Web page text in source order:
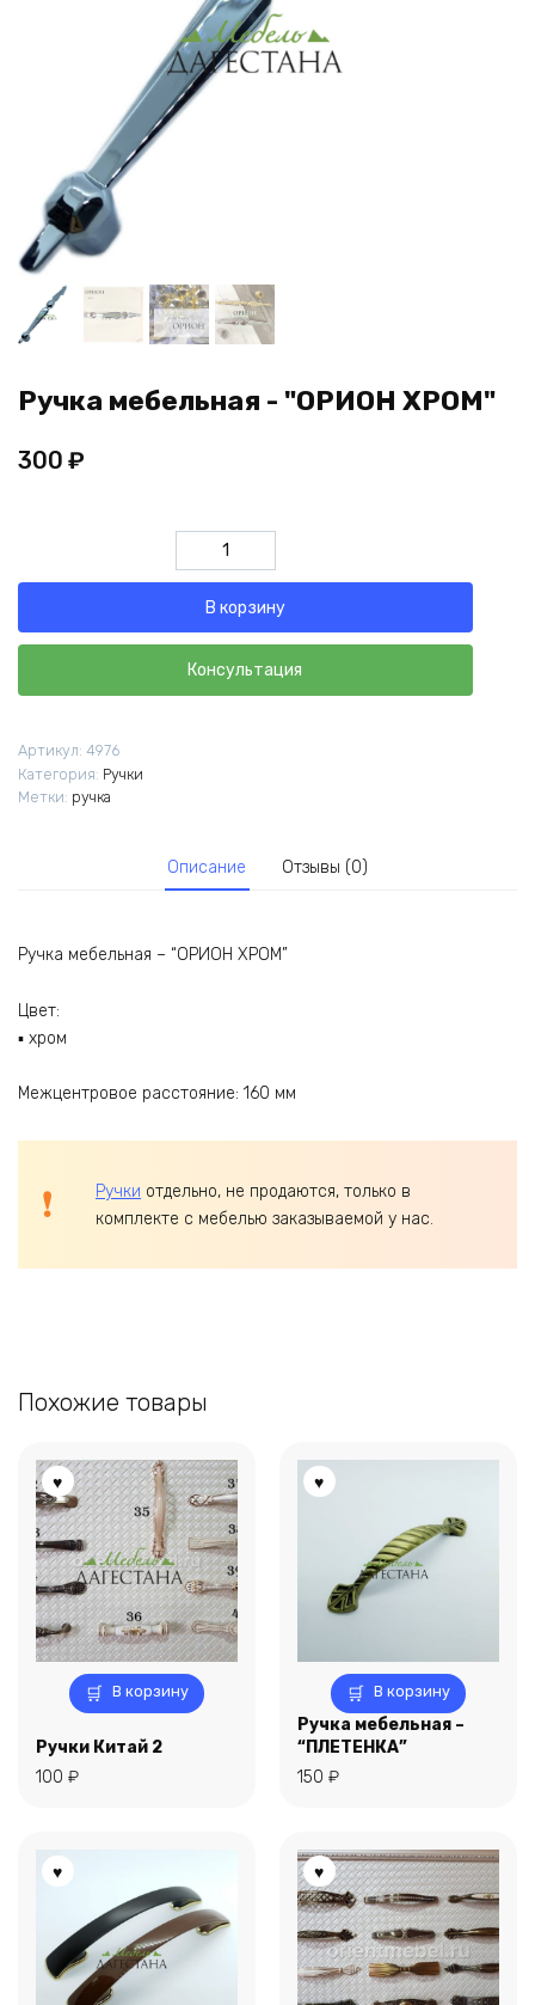
Ручка мебельная - "ОРИОН ХРОМ"
300 ₽
Количество
товара
мебельная
-
"ОРИОН
ХРОМ"
В корзину
Консультация
Артикул: 4976
Категория: Ручки
Метки: ручка
Описание Отзывы (0)
Ручка мебельная – “ОРИОН ХРОМ”
Цвет:
▪ хром
Межцентровое расстояние: 160 мм
Ручки отдельно, не продаются, только в
комплекте с мебелью заказываемой у нас.
Похожие товары
В корзину
Ручки Китай 2
100 ₽
В корзину
Ручка мебельная –
“ПЛЕТЕНКА”
150 ₽